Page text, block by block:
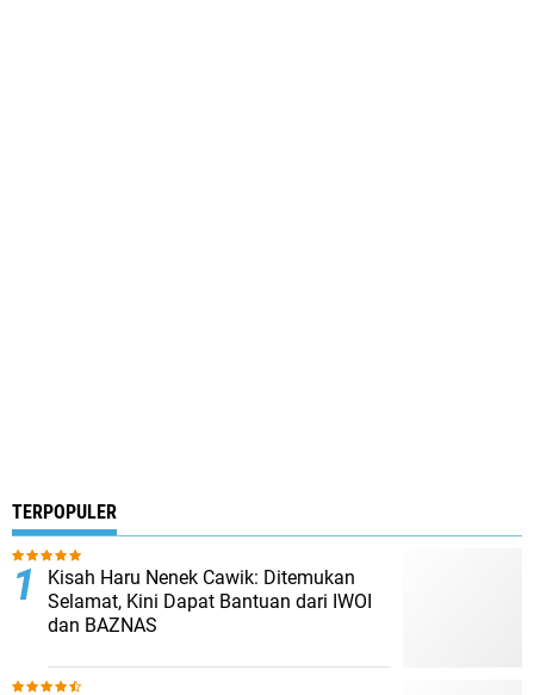
TERPOPULER
Kisah Haru Nenek Cawik: Ditemukan
Selamat, Kini Dapat Bantuan dari IWOI
dan BAZNAS